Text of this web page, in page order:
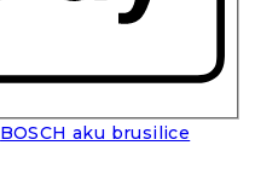
BOSCH aku brusilice